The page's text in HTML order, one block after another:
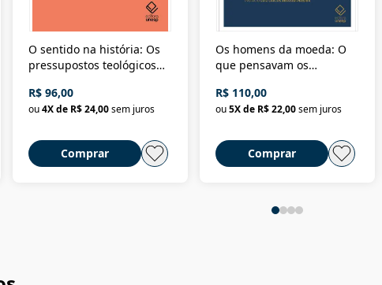
O sentido na história: Os
pressupostos teológicos
R$ 96,00
ou4X de R$ 24,00sem juros
Comprar
Os homens da moeda: O
que pensavam os
Nova República (1985-
2018)
R$ 110,00
ou5X de R$ 22,00sem juros
Comprar